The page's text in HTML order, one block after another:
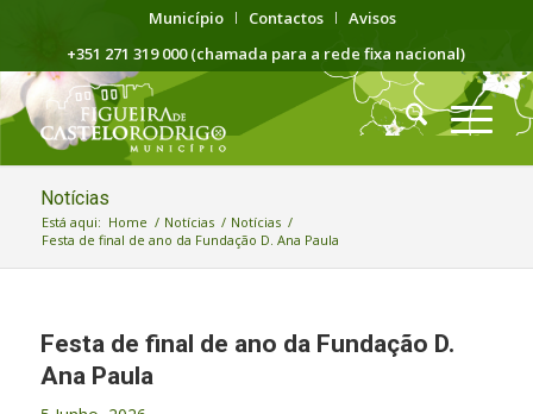
Município Contactos
Avisos
+351 271 319 000 (chamada para a rede fixa nacional)
Notícias
Está aqui: Home / Notícias / Notícias /
Festa de final de ano da Fundação D. Ana Paula
Festa de final de ano da Fundação D.
Ana Paula